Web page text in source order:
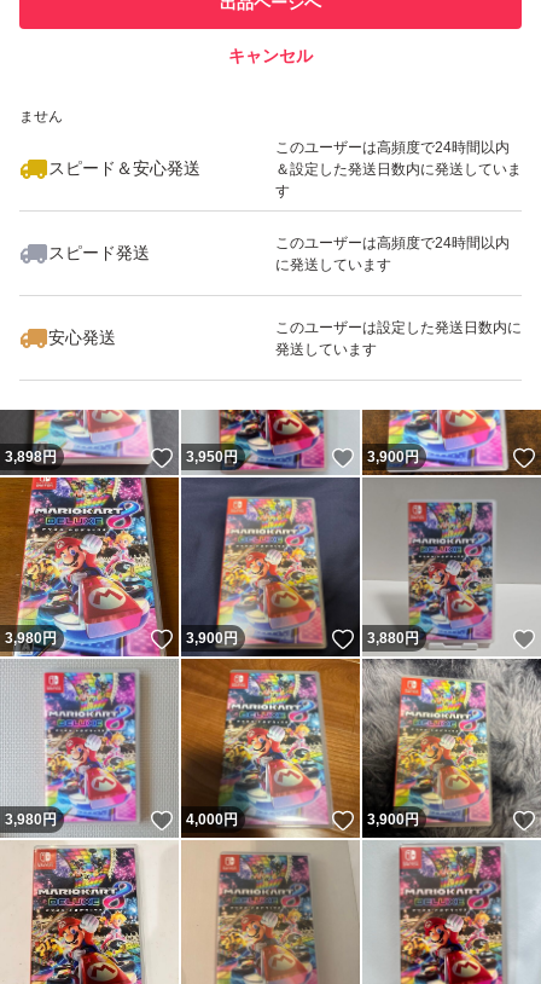
での取引実績があります
ません
スピード＆安心発送
このユーザーは高頻度で24時間以内
＆設定した発送日数内に発送していま
す
スピード発送
このユーザーは高頻度で24時間以内
に発送しています
安心発送
このユーザーは設定した発送日数内に
発送しています
キャンセル
いいね！
3,880
3,898円 いいね！
3,950円 いいね！
3,900円
3,980円 いいね！
3,900円 いいね！
3,880円
3,980円 いいね！
4,000円 いいね！
3,900円